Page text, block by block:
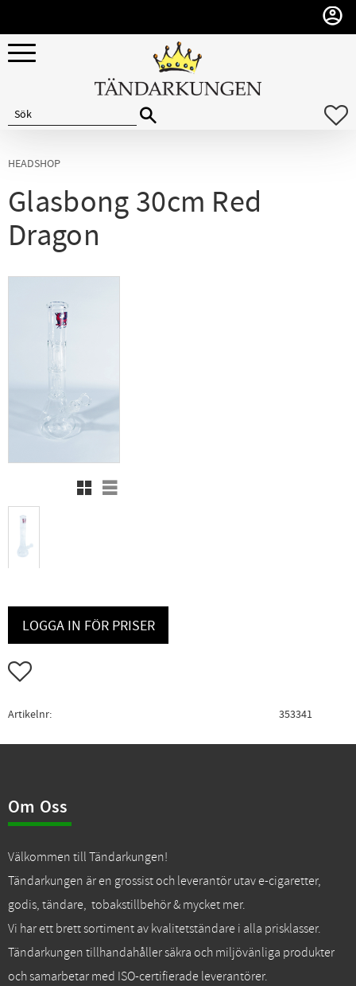
Meny
HEADSHOP
Glasbong 30cm Red
Dragon
Rutnätsvy
Listvy
LOGGA IN FÖR PRISER
Lägg till i favoriter
Artikelnr 353341
Om Oss
Välkommen till Tändarkungen!
Tändarkungen är en grossist och leverantör utav e-cigaretter,
godis, tändare, tobakstillbehör & mycket mer.
Vi har ett brett sortiment av kvalitetständare i alla prisklasser.
Tändarkungen tillhandahåller säkra och miljövänliga produkter
och samarbetar med ISO-certifierade leverantörer.